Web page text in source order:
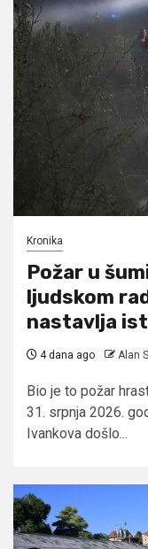
Kronika
Požar u
ljudskom
nastavlja
4 dana ago Alan
Bio je to požar
31. srpnja 2026.
Ivankova došlo...